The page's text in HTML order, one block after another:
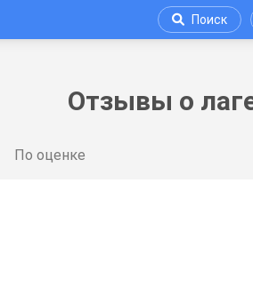
Поиск
Отзывы о
По оценке